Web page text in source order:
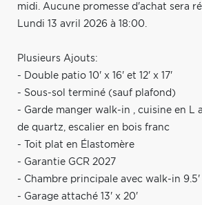
midi. Aucune promesse d'achat sera
Lundi 13 avril 2026 à 18:00.
Plusieurs Ajouts:
- Double patio 10' x 16' et 12' x 17'
- Sous-sol terminé (sauf plafond)
- Garde manger walk-in , cuisine en L
de quartz, escalier en bois franc
- Toit plat en Élastomère
- Garantie GCR 2027
- Chambre principale avec walk-in 9.5'
- Garage attaché 13' x 20'